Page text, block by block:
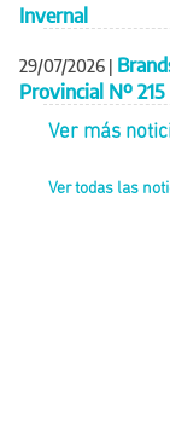
Invernal
29/07/2026 |
Provincial Nº 215
Ver más
Ver todas las